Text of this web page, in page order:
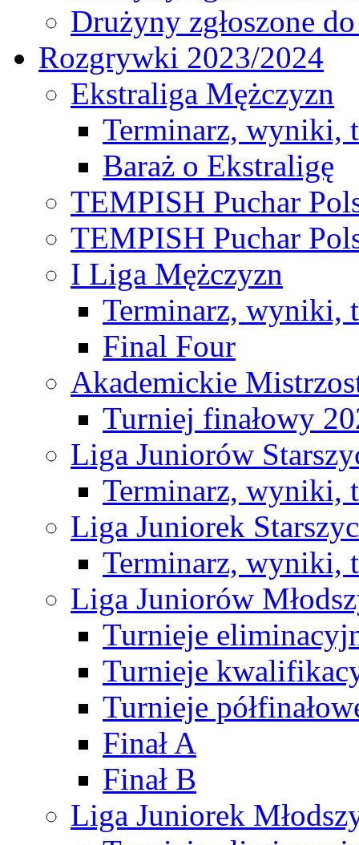
Drużyny zgłoszone
Rozgrywki 2023/2024
Ekstraliga Mężczyzn
Terminarz, wyniki,
Baraż o Ekstraligę
TEMPISH Puchar
TEMPISH Puchar
I Liga Mężczyzn
Terminarz, wyniki,
Final Four
Akademickie
Turniej finałowy
Liga Juniorów
Terminarz, wyniki,
Liga Juniorek
Terminarz, wyniki,
Liga Juniorów
Turnieje
Turnieje
Turnieje
Finał A
Finał B
Liga Juniorek